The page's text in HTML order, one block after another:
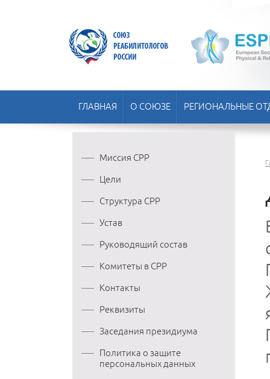
ГЛАВНАЯ О СОЮЗЕ РЕГИОНАЛЬНЫЕ
Миссия СРР
Цели
Структура СРР
Устав
Руководящий состав
Комитеты в СРР
Контакты
Реквизиты
Заседания президиума
Политика о защите
персональных данных